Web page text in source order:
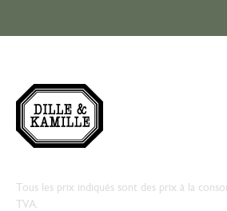
Tous les prix indiqués sont des prix à la
TVA.